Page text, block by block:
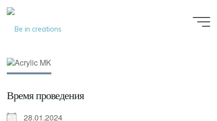
Время проведения
28.01.2024